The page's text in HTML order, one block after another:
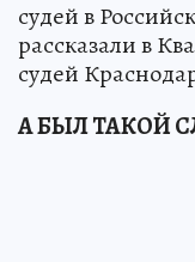
судей в
рассказали в
судей
А БЫЛ ТАКОЙ